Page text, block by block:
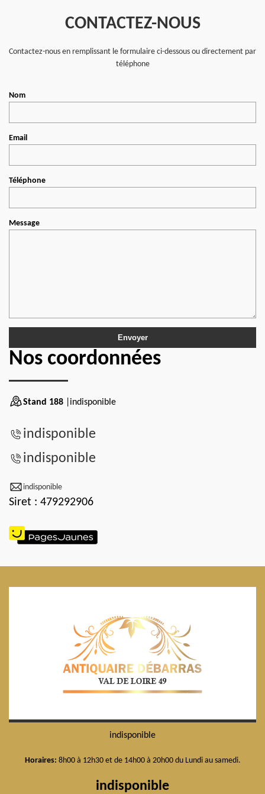
CONTACTEZ-NOUS
Contactez-nous en remplissant le formulaire ci-dessous ou directement par
téléphone
Nom
Email
Téléphone
Message
Nos coordonnées
Stand 188 |indisponible
indisponible
indisponible
indisponible
Siret : 479292906
indisponible
Horaires: 8h00 à 12h30 et de 14h00 à 20h00 du Lundi au samedi.
indisponible